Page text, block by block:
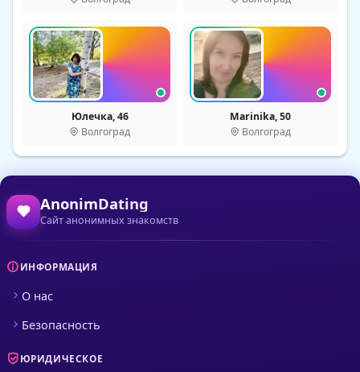
Юлечка, 46
Волгоград
Marinika, 50
Волгоград
AnonimDating
Сайт анонимных знакомств
ИНФОРМАЦИЯ
О нас
Безопасность
ЮРИДИЧЕСКОЕ